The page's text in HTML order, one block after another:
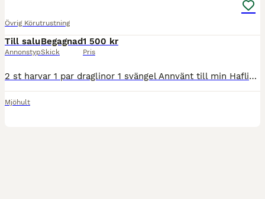
Övrig Körutrustning
Till salu
Annonstyp
Begagnad
Skick
1 500 kr
Pris
2 st harvar 1 par draglinor 1 svängel Annvänt till min Haflinger vid harv av ridbana Finns även loksele andra bild för 4500:-
Mjöhult